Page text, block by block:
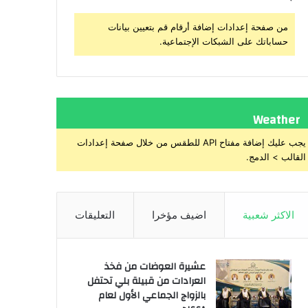
من صفحة إعدادات إضافة أرقام قم بتعيين بيانات
حساباتك على الشبكات الإجتماعية.
Weather
يجب عليك إضافة مفتاح API للطقس من خلال صفحة إعدادات
القالب > الدمج.
الاكثر شعبية اضيف مؤخرا التعليقات
عشيرة العوضات من فخذ
العرادات من قبيلة بلي تحتفل
بالزواج الجماعي الأول لعام